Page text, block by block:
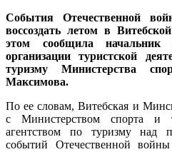
События Отечественной
воссоздать летом в
этом сообщила начальник
организации туристской
туризму Министерства
Максимова.
По ее словам, Витебская и
с Министерством спорта и
агентством по туризму над
событий Отечественной